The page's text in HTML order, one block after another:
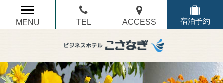
MENU TEL ACCESS 宿泊予約